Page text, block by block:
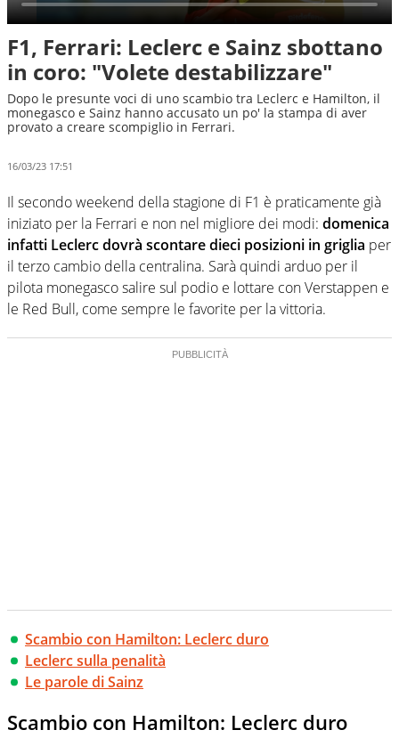
F1, Ferrari: Leclerc e Sainz sbottano
in coro: "Volete destabilizzare"
Dopo le presunte voci di uno scambio tra Leclerc e Hamilton, il
monegasco e Sainz hanno accusato un po' la stampa di aver
provato a creare scompiglio in Ferrari.
16/03/23 17:51
Il secondo weekend della stagione di F1 è praticamente già
iniziato per la Ferrari e non nel migliore dei modi: domenica
infatti Leclerc dovrà scontare dieci posizioni in griglia per
il terzo cambio della centralina. Sarà quindi arduo per il
pilota monegasco salire sul podio e lottare con Verstappen e
le Red Bull, come sempre le favorite per la vittoria.
Scambio con Hamilton: Leclerc duro
Leclerc sulla penalità
Le parole di Sainz
Scambio con Hamilton: Leclerc duro